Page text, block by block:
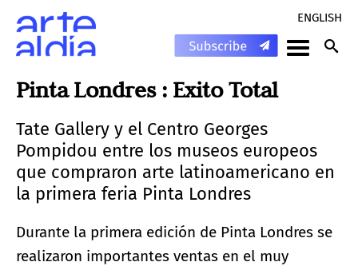
ENGLISH
Pinta Londres : Exito Total
Tate Gallery y el Centro Georges
Pompidou entre los museos europeos
que compraron arte latinoamericano en
la primera feria Pinta Londres
Durante la primera edición de Pinta Londres se
realizaron importantes ventas en el muy